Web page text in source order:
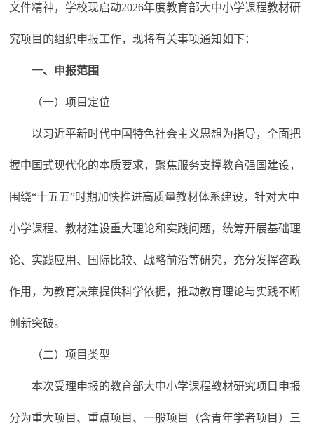
文件精神，学校现启动2026年度教育部大中小学课程教材研
究项目的组织申报工作，现将有关事项通知如下：
一、申报范围
（一）项目定位
以习近平新时代中国特色社会主义思想为指导，全面把
握中国式现代化的本质要求，聚焦服务支撑教育强国建设，
围绕“十五五”时期加快推进高质量教材体系建设，针对大中
小学课程、教材建设重大理论和实践问题，统筹开展基础理
论、实践应用、国际比较、战略前沿等研究，充分发挥咨政
作用，为教育决策提供科学依据，推动教育理论与实践不断
创新突破。
（二）项目类型
本次受理申报的教育部大中小学课程教材研究项目申报
分为重大项目、重点项目、一般项目（含青年学者项目）三